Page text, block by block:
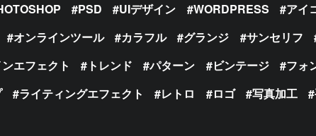
PSD UIデザイン WORDPRESS アイ
オンラインツール カラフル グランジ サンセリフ
エフェクト トレンド パターン ビンテージ フォ
ライティングエフェクト レトロ ロゴ 写真加工